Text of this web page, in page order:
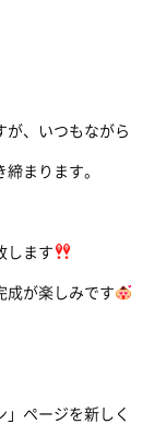
が、いつもながら
まります。
します
成が楽しみです
ページを新しく